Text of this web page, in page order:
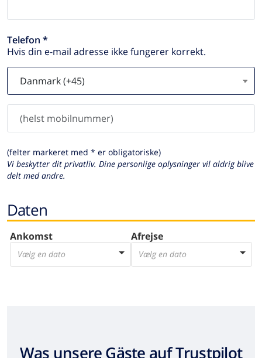
Telefon *
Hvis din e-mail adresse ikke fungerer korrekt.
(felter markeret med * er obligatoriske)
Vi beskytter dit privatliv. Dine personlige oplysninger vil aldrig blive
delt med andre.
Daten
Ankomst
Vælg en dato
Afrejse
Vælg en dato
Was unsere Gäste auf Trustpilot